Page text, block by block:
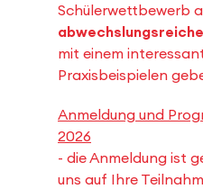
Schülerwettbewerb
mit einem
Praxisbeispielen
Anmeldung und
2026
- die Anmeldung ist
uns auf Ihre